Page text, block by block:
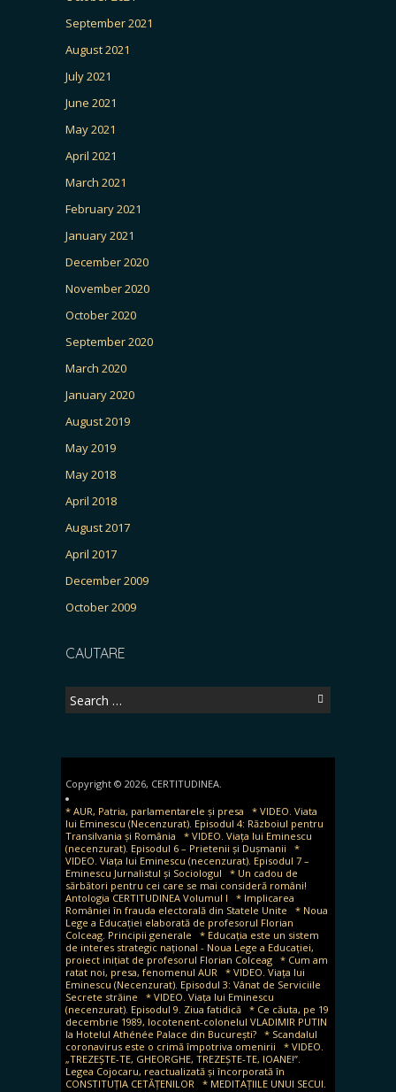
September 2021
August 2021
July 2021
June 2021
May 2021
April 2021
March 2021
February 2021
January 2021
December 2020
November 2020
October 2020
September 2020
March 2020
January 2020
August 2019
May 2019
May 2018
April 2018
August 2017
April 2017
December 2009
October 2009
CAUTARE
Search
for:
Copyright © 2026, CERTITUDINEA.
* AUR, Patria, parlamentarele și presa
* VIDEO. Viata
lui Eminescu (Necenzurat). Episodul 4: Războiul pentru
Transilvania și România
* VIDEO. Viața lui Eminescu
(necenzurat). Episodul 6 – Prietenii și Dușmanii
*
VIDEO. Viața lui Eminescu (necenzurat). Episodul 7 –
Eminescu Jurnalistul și Sociologul
* Un cadou de
sărbători pentru cei care se mai consideră români!
Antologia CERTITUDINEA Volumul I
* Implicarea
României în frauda electorală din Statele Unite
* Noua
Lege a Educației elaborată de profesorul Florian
Colceag. Principii generale
* Educația este un sistem
de interes strategic național - Noua Lege a Educației,
proiect inițiat de profesorul Florian Colceag * Cum am
ratat noi, presa, fenomenul AUR * VIDEO. Viața lui
Eminescu (Necenzurat). Episodul 3: Vânat de Serviciile
Secrete străine
* VIDEO. Viața lui Eminescu
(necenzurat). Episodul 9. Ziua fatidică * Ce căuta, pe 19
decembrie 1989, locotenent-colonelul VLADIMIR PUTIN
la Hotelul Athénée Palace din București? * Scandalul
coronavirus este o crimă împotriva omenirii
* VIDEO.
„TREZEȘTE-TE, GHEORGHE, TREZEȘTE-TE, IOANE!”.
Legea Cojocaru, reactualizată și încorporată în
CONSTITUȚIA CETĂȚENILOR * MEDITAȚIILE UNUI SECUI.